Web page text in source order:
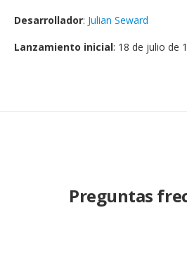
Desarrollador: Julian Seward
Lanzamiento inicial: 18 de julio de
Preguntas